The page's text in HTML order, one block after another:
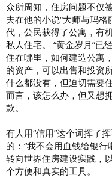
众所周知，住房问题不仅
夫在他的小说“大师与玛
代，公民获得了公寓，有
私人住宅。 “黄金岁月”已
住在哪里，如何建造公寓
的资产，可以出售和投资
什么都没有，但迫切需要
而言，该怎么办，但又想
款。
有人用“信用”这个词挥了
的：“我不会用血钱给银
转向世界住房建设实践，
个方便和真实的工具。